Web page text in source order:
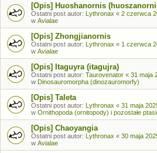
[Opis] Huoshanornis
Ostatni post autor: Lythronax « 2 czerwca
w Avialae
[Opis] Zhongjianornis
Ostatni post autor: Lythronax « 1 czerwca
w Avialae
[Opis] Itaguyra (itagujra)
Ostatni post autor: Taurovenator « 31 maja
w Dinosauromorpha (dinozauromorfy)
[Opis] Taleta
Ostatni post autor: Lythronax « 31 maja
w Ornithopoda (ornitopody) i pozostałe
[Opis] Chaoyangia
Ostatni post autor: Lythronax « 30 maja
w Avialae